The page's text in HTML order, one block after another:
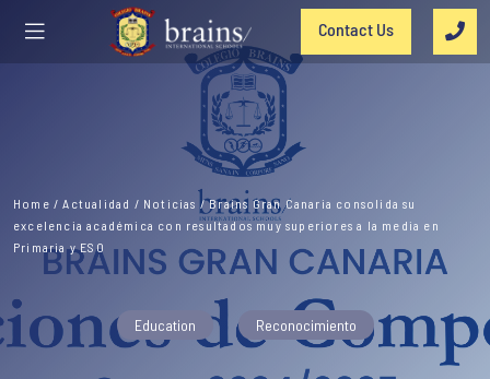
Contact Us
Home /Actualidad / Noticias /Brains Gran Canaria consolida su
excelencia académica con resultados muy superiores a la media en
Primaria y ESO
Education Reconocimiento